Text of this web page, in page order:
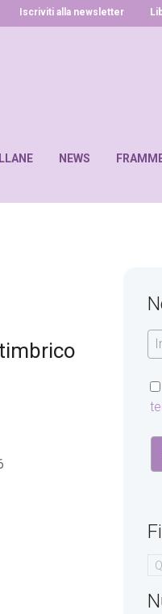
Iscriviti alla newsletter
NEWS